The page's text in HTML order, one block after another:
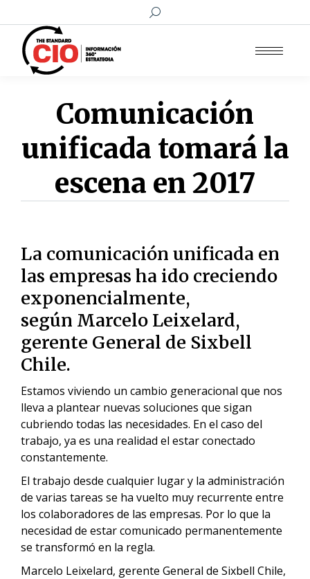
Buscar:
Comunicación
unificada tomará la
escena en 2017
La comunicación unificada en
las empresas ha ido creciendo
exponencialmente,
según Marcelo Leixelard,
gerente General de Sixbell
Chile.
Estamos viviendo un cambio generacional que nos
lleva a plantear nuevas soluciones que sigan
cubriendo todas las necesidades. En el caso del
trabajo, ya es una realidad el estar conectado
constantemente.
El trabajo desde cualquier lugar y la administración
de varias tareas se ha vuelto muy recurrente entre
los colaboradores de las empresas. Por lo que la
necesidad de estar comunicado permanentemente
se transformó en la regla.
Marcelo Leixelard, gerente General de Sixbell Chile,